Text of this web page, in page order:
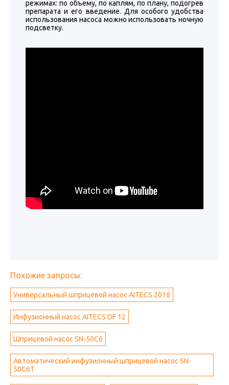
режимах: по объему, по каплям, по плану, подогрев
препарата и его введение. Для особого удобства
использования насоса можно использовать ночную
подсветку.
Похожие запросы:
Универсальный шприцевой насос AITECS 2016
Инфузионный насос AITECS DF 12
Шприцевой насос SN-50C6
Автоматический инфузионный шприцевой насос SN-
50С6T